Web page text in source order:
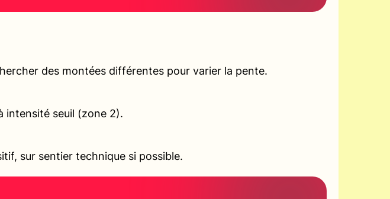
des montées différentes pour varier la pente.
intensité seuil (zone 2).
sur sentier technique si possible.